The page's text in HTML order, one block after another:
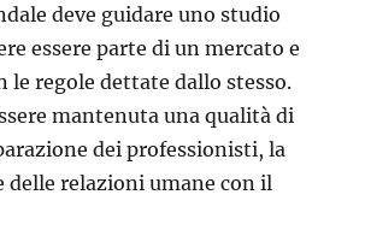
deve guidare uno studio
essere parte di un mercato e
le regole dettate dallo stesso.
mantenuta una qualità di
dei professionisti, la
delle relazioni umane con il